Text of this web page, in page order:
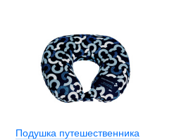
Подушка путешественника